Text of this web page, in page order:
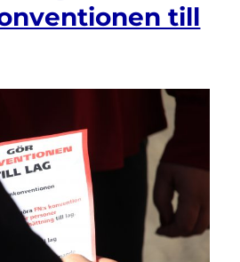
lagstiftning
till